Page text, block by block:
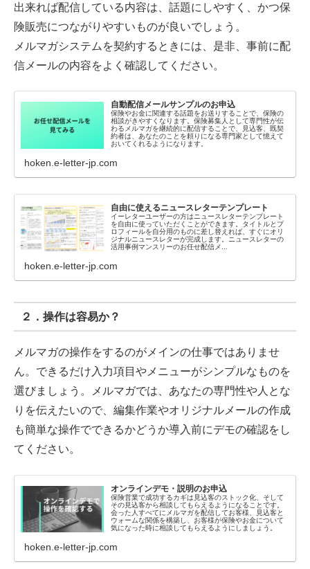
出来れば配信している内容は、話題にしやすく、かつ保
険販売につながりやすいものが良いでしょう。
メルマガシステムを契約するときには、是非、事前に配
信メールの内容をよく確認してください。
自動配信メールサンプルのお申込
保険やお金に関連する話題をお送りすることで、保険の
相談がきやすくなります。保険募集人として専門性が伝
わるメルマガを継続的に配信することで、見込客、既契
約者は、あなたのことを頼りになる専門家として憶えて
おいてくれるようになります。
hoken.e-letter-jp.com
自由に使えるニュースレターテンプレート
イーレターユーザーの方はニュースレターテンプレート
を自由に使っていただくことができます。タイトルとプ
ロフィールを自分用のものに差し替えれば、すぐにオリ
ジナルニュースレターが完成します。ニュースレターの
活用事例マンスリーのお任せ配信メ...
hoken.e-letter-jp.com
２．操作は容易か？
メルマガの操作をするのがメインの仕事ではありませ
ん。できるだけ入力項目やメニューがシンプルなものを
選びましょう。メルマガでは、あなたの専門性や人とな
りを伝えたいので、編集作業やオリジナルメールの作成
も簡単な操作でできるかどうか導入前にデモの確認をし
てください。
オンラインデモ・説明のお申込
保険営業で成功するカギは見込客のストック化、そして
その見込客から相談してもらえるようになることです。
会った人すべてにメルマガを配信してお客様、見込客と
ウォームな関係を構築し、お客様が保険やお金について
気になった時に相談してもらえるようにしましょう。
hoken.e-letter-jp.com